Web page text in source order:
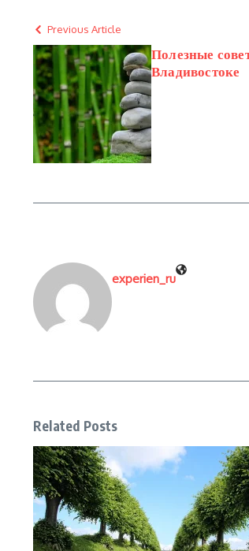
Previous Article
Полезные
Владивостоке
experien_ru
Related Posts